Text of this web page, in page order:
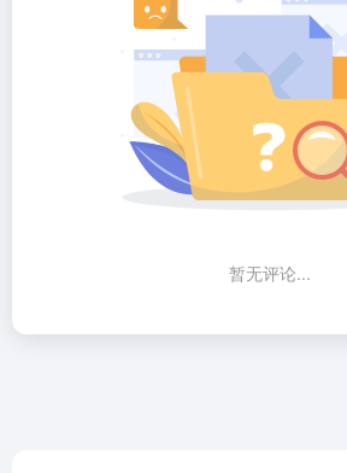
暂无评论...